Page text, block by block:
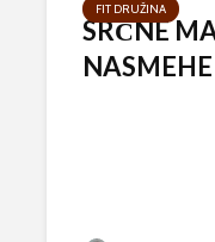
FIT DRUŽINA
SRČNE